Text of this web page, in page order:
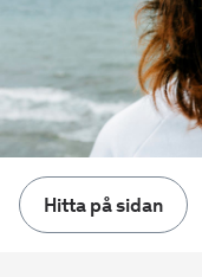
Hitta på sidan